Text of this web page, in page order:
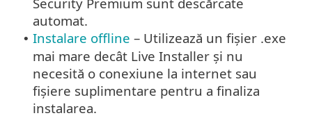
automat.
• Instalare offline – Utilizează un fișier .exe
mai mare decât Live Installer și nu
necesită o conexiune la internet sau
fișiere suplimentare pentru a finaliza
instalarea.